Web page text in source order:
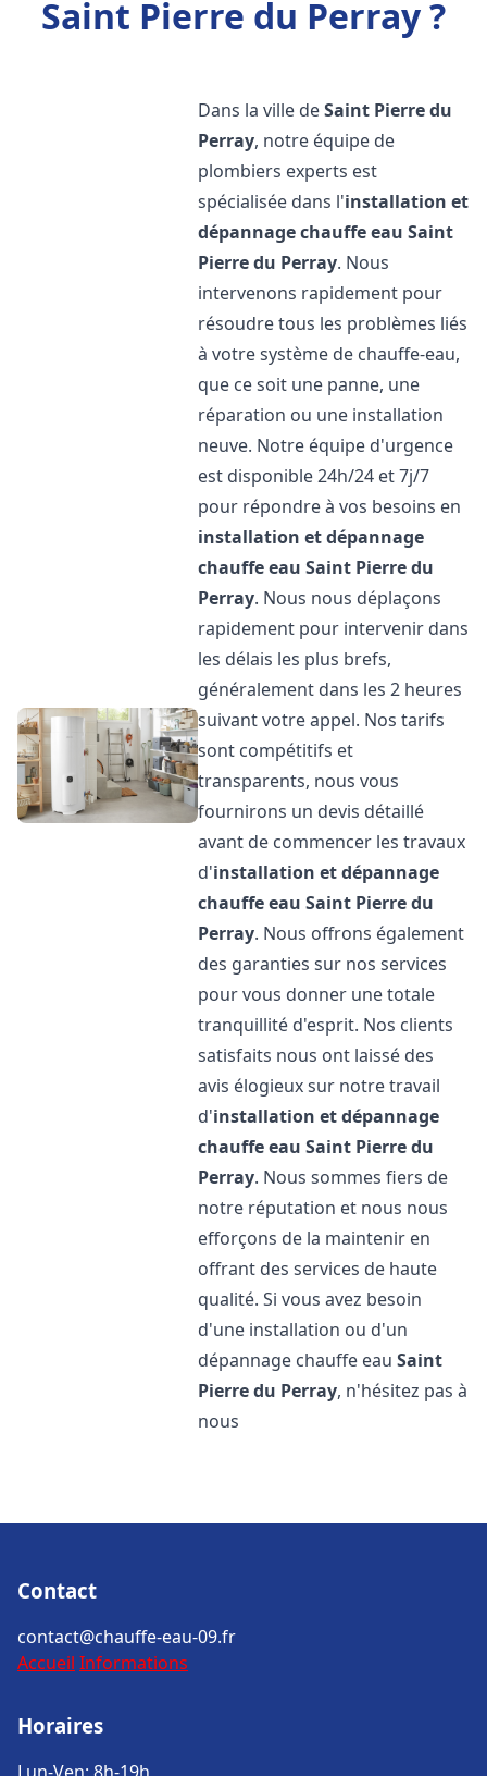
Saint Pierre du Perray ?
Dans la ville deSaint Pierre du
Perray, notre équipe de
plombiers experts est
spécialisée dans l'installation et
dépannage chauffe eau Saint
Pierre du Perray. Nous
intervenons rapidement pour
résoudre tous les problèmes liés
à votre système de chauffe-eau,
que ce soit une panne, une
réparation ou une installation
neuve. Notre équipe d'urgence
est disponible 24h/24 et 7j/7
pour répondre à vos besoins en
installation et dépannage
chauffe eau Saint Pierre du
Perray. Nous nous déplaçons
rapidement pour intervenir dans
les délais les plus brefs,
généralement dans les 2 heures
suivant votre appel. Nos tarifs
sont compétitifs et
transparents, nous vous
fournirons un devis détaillé
avant de commencer les travaux
d'installation et dépannage
chauffe eau Saint Pierre du
Perray. Nous offrons également
des garanties sur nos services
pour vous donner une totale
tranquillité d'esprit. Nos clients
satisfaits nous ont laissé des
avis élogieux sur notre travail
d'installation et dépannage
chauffe eau Saint Pierre du
Perray. Nous sommes fiers de
notre réputation et nous nous
efforçons de la maintenir en
offrant des services de haute
qualité. Si vous avez besoin
d'une installation ou d'un
dépannage chauffe eauSaint
Pierre du Perray, n'hésitez pas à
nous
Contact
contact@chauffe-eau-09.fr
Accueil Informations
Horaires